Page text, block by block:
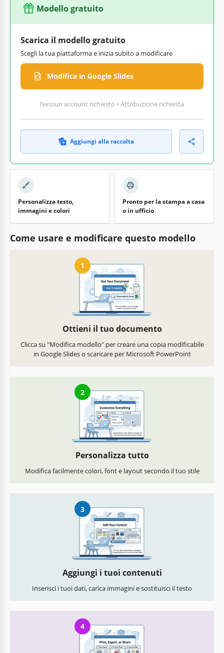
Modello gratuito
Scarica il modello gratuito
Scegli la tua piattaforma e inizia subito a modificare
Modifica in Google Slides
Nessun account richiesto • Attribuzione richiesta
Aggiungi alla raccolta
Personalizza testo,
immagini e colori
Pronto per la stampa a casa
o in ufficio
Come usare e modificare questo modello
1
Ottieni il tuo documento
Clicca su "Modifica modello" per creare una copia modificabile
in Google Slides o scaricare per Microsoft PowerPoint
2
Personalizza tutto
Modifica facilmente colori, font e layout secondo il tuo stile
3
Aggiungi i tuoi contenuti
Inserisci i tuoi dati, carica immagini e sostituisci il testo
4